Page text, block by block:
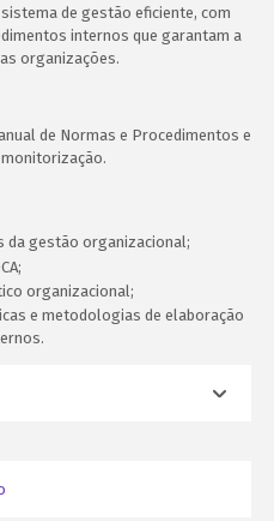
de gestão eficiente, com
internos que garantam a
organizações.
de Normas e Procedimentos e
da gestão organizacional;
organizacional;
e metodologias de elaboração